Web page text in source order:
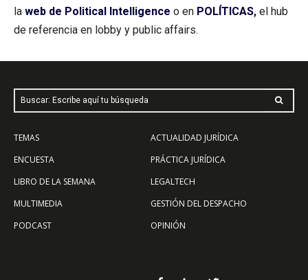
la web de Political Intelligence o en POLÍTICAS, el hub
de referencia en lobby y public affairs.
Buscar: Escribe aquí tu búsqueda
TEMAS
ENCUESTA
LIBRO DE LA SEMANA
MULTIMEDIA
PODCAST
ACTUALIDAD JURÍDICA
PRÁCTICA JURÍDICA
LEGALTECH
GESTIÓN DEL DESPACHO
OPINIÓN